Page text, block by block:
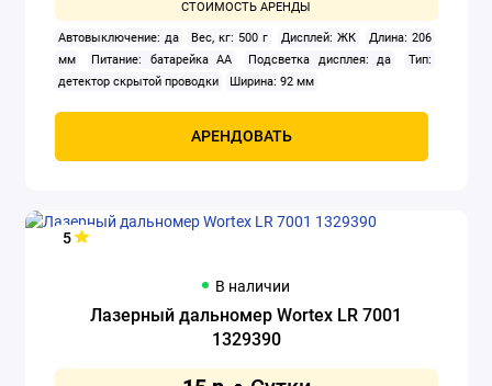
Автовыключение: да Вес, кг: 500 г Дисплей: ЖК
Длина: 206
мм
Питание: батарейка AA Подсветка дисплея: да
Тип:
детектор скрытой проводки
Ширина: 92 мм
АРЕНДОВАТЬ
5
В наличии
Лазерный дальномер Wortex LR 7001
1329390